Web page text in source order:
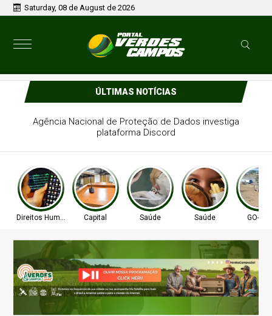
Saturday, 08 de August de 2026
ÚLTIMAS NOTÍCIAS
Agência Nacional de Proteção de Dados investiga
plataforma Discord
Direitos Humanos Capital Saúde Saúde GO-010